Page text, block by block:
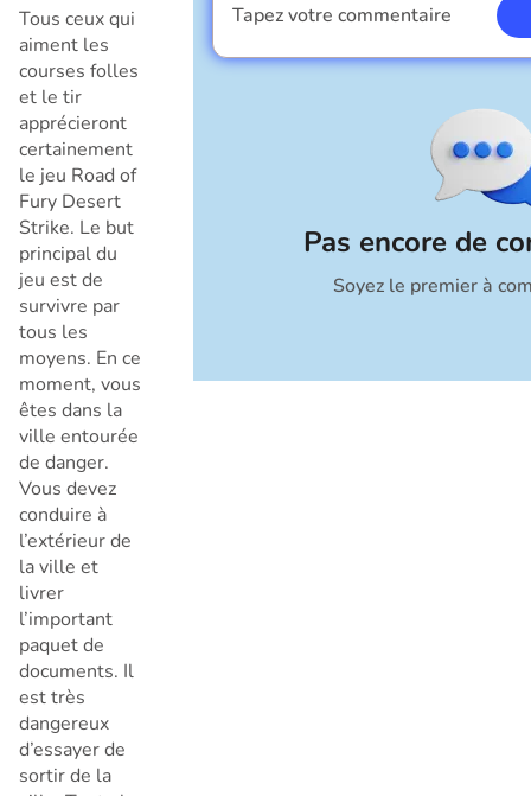
Tous ceux qui
aiment les
courses folles
et le tir
apprécieront
certainement
le jeu Road of
Fury Desert
Strike. Le but
principal du
jeu est de
survivre par
tous les
moyens. En ce
moment, vous
êtes dans la
ville entourée
de danger.
Vous devez
conduire à
l’extérieur de
la ville et
livrer
l’important
paquet de
documents. Il
est très
dangereux
d’essayer de
sortir de la
Pas encore de
Soyez le premier à
Tapez votre commentaire
Je suis un garçon
Annuler